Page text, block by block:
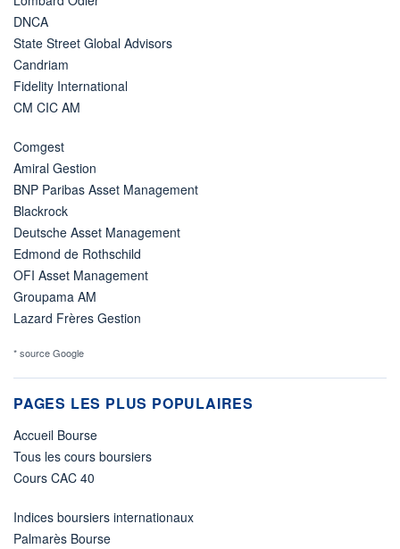
DNCA
State Street Global Advisors
Candriam
Fidelity International
CM CIC AM
Comgest
Amiral Gestion
BNP Paribas Asset Management
Blackrock
Deutsche Asset Management
Edmond de Rothschild
OFI Asset Management
Groupama AM
Lazard Frères Gestion
* source Google
PAGES LES PLUS POPULAIRES
Accueil Bourse
Tous les cours boursiers
Cours CAC 40
Indices boursiers internationaux
Palmarès Bourse